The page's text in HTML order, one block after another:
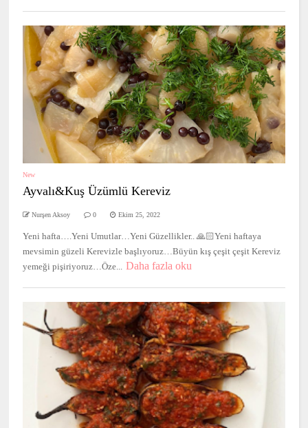
New
Ayvalı&Kuş Üzümlü Kereviz
Nurşen Aksoy 0 Ekim 25, 2022
Yeni hafta….Yeni Umutlar…Yeni Güzellikler.. 🙏🏻Yeni haftaya
mevsimin güzeli Kerevizle başlıyoruz…Büyün kış çeşit çeşit Kereviz
yemeği pişiriyoruz…Öze... Daha fazla oku